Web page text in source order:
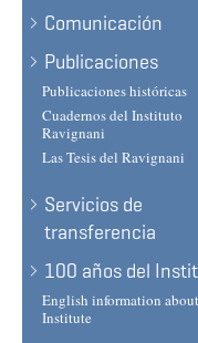
Comunicación
Publicaciones
Publicaciones históricas
Cuadernos del Instituto
Ravignani
Las Tesis del Ravignani
Servicios de
transferencia
100 años del
English information
Institute